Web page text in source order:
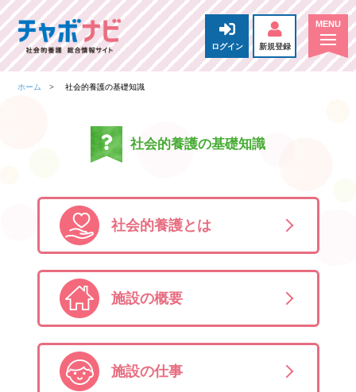
ログイン 新規登録
ホーム 社会的養護の基礎知識
社会的養護の基礎知識
社会的養護とは
施設の概要
施設の仕事